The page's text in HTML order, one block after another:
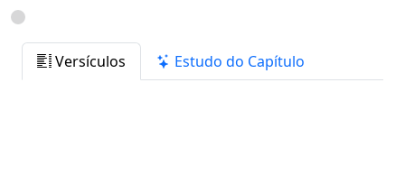
Versículos Estudo do Capítulo